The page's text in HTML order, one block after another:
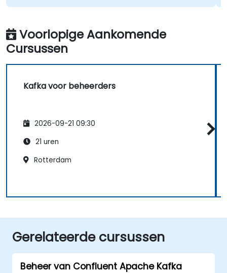
Voorlopige Aankomende
Cursussen
Kafka voor beheerders
2026-09-21 09:30
21 uren
Rotterdam
Gerelateerde cursussen
Beheer van Confluent Apache Kafka